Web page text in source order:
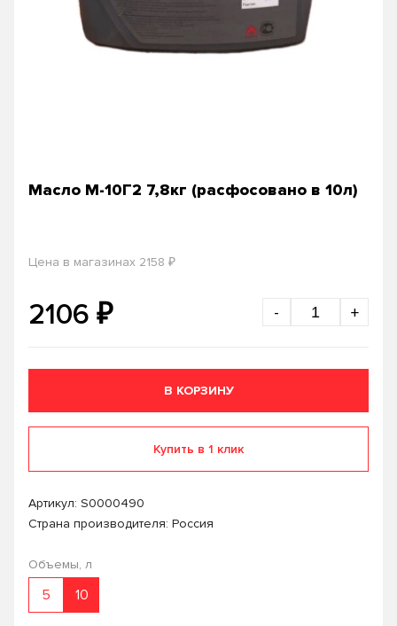
Масло М-10Г2 7,8кг (расфосовано в 10л)
Цена в магазинах 2158 ₽
2106 ₽ - +
В КОРЗИНУ
Купить в 1 клик
Артикул: S0000490
Страна производителя: Россия
Объемы, л
5 10